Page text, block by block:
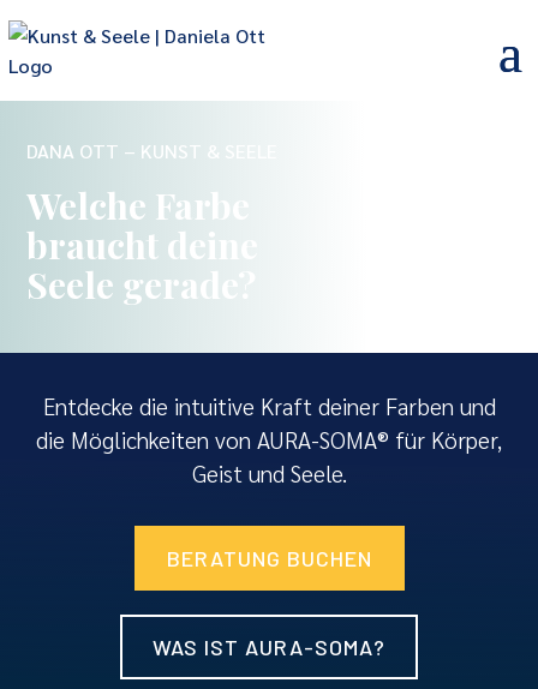
DANA OTT – KUNST & SEELE
Welche Farbe
braucht deine
Seele gerade?
Entdecke die intuitive Kraft deiner Farben und
die Möglichkeiten von AURA-SOMA® für Körper,
Geist und Seele.
BERATUNG BUCHEN
WAS IST AURA-SOMA?